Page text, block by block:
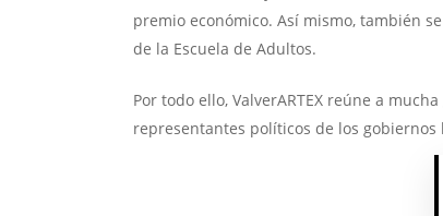
premio económico. Así mismo, también
de la Escuela de Adultos.
Por todo ello, ValverARTEX reúne a
representantes políticos de los